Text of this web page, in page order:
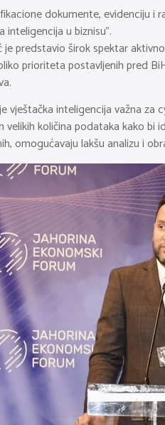
dokumente, evidenciju i
inteligencija u biznisu”.
je predstavio širok spektar
prioriteta postavljenih pred
vještačka inteligencija važna
velikih količina podataka kako
omogućavaju lakšu analizu i